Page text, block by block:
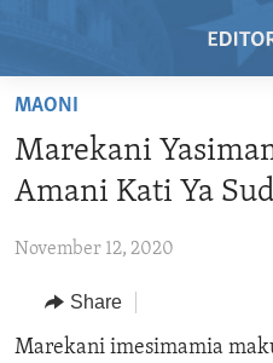
Skip
main
content
to
Navigation
Skip
REGIONS
AFRICA
AMERICAS
TOPICS
HUMAN RIGHTS
ARCHIVE
MAONI
Marekani
Amani Kati Ya
November 12, 2020
Share
Marekani imesimamia